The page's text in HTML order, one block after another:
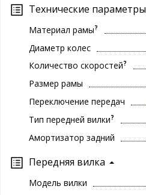
Технические параметры
Материал рамы?
Диаметр колес
Количество скоростей?
Размер рамы
Переключение передач
Тип передней вилки?
Амортизатор задний
Передняя вилка
Модель вилки